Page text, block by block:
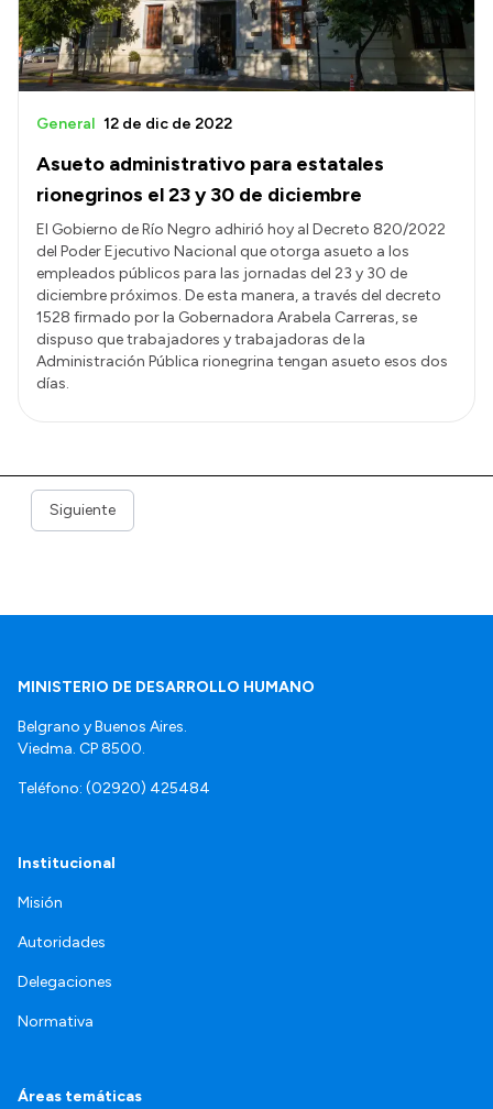
Asueto administrativo para estatales
rionegrinos el 23 y 30 de diciembre
General 12 de dic de 2022
El Gobierno de Río Negro adhirió hoy al Decreto 820/2022
del Poder Ejecutivo Nacional que otorga asueto a los
empleados públicos para las jornadas del 23 y 30 de
diciembre próximos. De esta manera, a través del decreto
1528 firmado por la Gobernadora Arabela Carreras, se
dispuso que trabajadores y trabajadoras de la
Administración Pública rionegrina tengan asueto esos dos
días.
Siguiente
MINISTERIO DE DESARROLLO HUMANO
Belgrano y Buenos Aires.
Viedma. CP 8500.
Teléfono: (02920) 425484
Institucional
Misión
Autoridades
Delegaciones
Normativa
Áreas temáticas